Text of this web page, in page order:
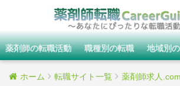
薬剤師の転職活動 職種別の転職 地域別
ホーム 転職サイト一覧 薬剤師求人.com